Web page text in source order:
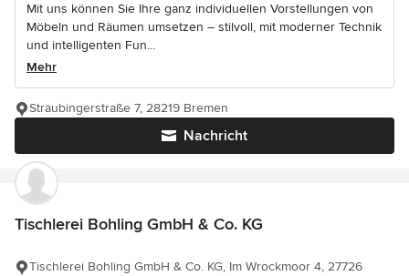
Mit uns können Sie Ihre ganz individuellen Vorstellungen von
Möbeln und Räumen umsetzen – stilvoll, mit moderner Technik
und intelligenten Fun...
Mehr
Nachricht
Straubingerstraße 7, 28219 Bremen
Tischlerei Bohling GmbH & Co. KG
Tischlerei Bohling GmbH & Co. KG, Im Wrockmoor 4, 27726